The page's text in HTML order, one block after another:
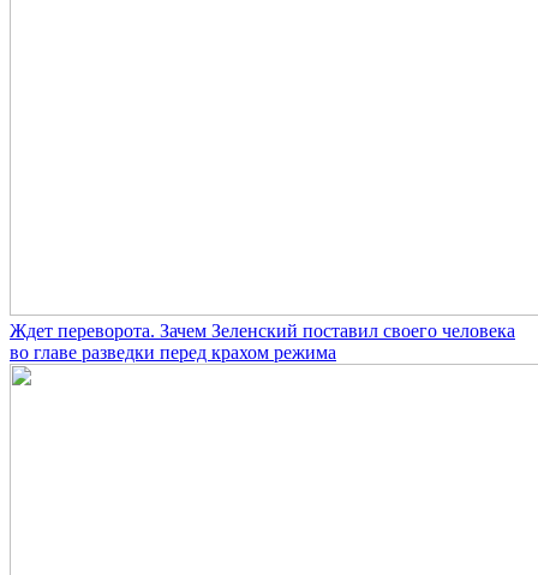
Ждет переворота. Зачем Зеленский поставил своего человека
во главе разведки перед крахом режима